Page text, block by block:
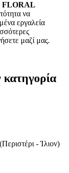
FLORAL
να
εργαλεία
μαζί μας.
κατηγορία
- Ίλιον)